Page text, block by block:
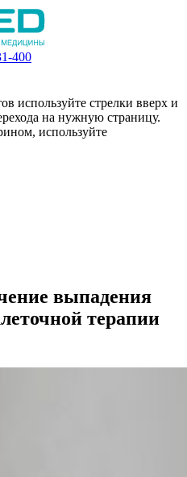
400
используйте стрелки вверх и
на нужную страницу.
используйте
выпадения
терапии